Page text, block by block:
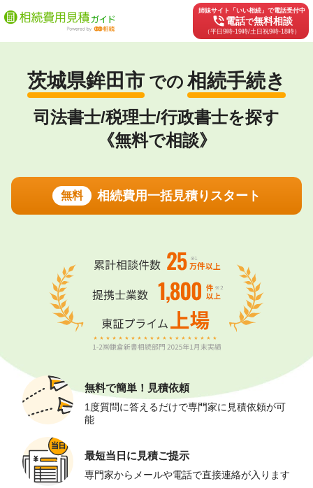
姉妹サイト「いい相続」で電話受付中
phone_in_talk電話で無料相談
（平日9時-19時/土日祝9時-18時）
茨城県鉾田市 での 相続手続き
司法書士/税理士/行政書士を探す
《無料で相談》
無料 相続費用一括見積りスタート
無料で簡単！ 見積依頼
1度質問に答えるだけで専門家に見積依頼が可
能
最短当日に 見積ご提示
専門家からメールや電話で直接連絡が入ります